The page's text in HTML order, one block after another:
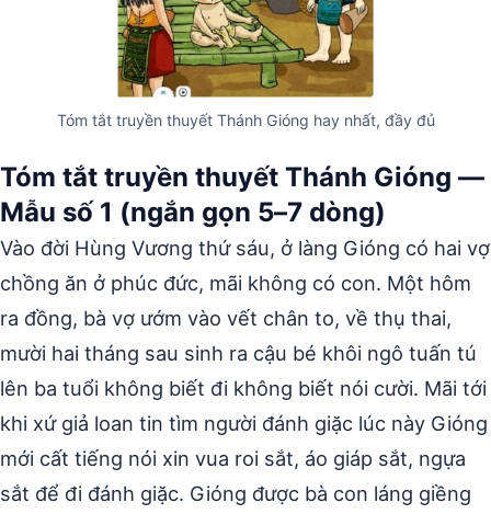
Tóm tắt truyền thuyết Thánh Gióng hay nhất, đầy đủ
Tóm tắt truyền thuyết Thánh Gióng —
Mẫu số 1 (ngắn gọn 5–7 dòng)
Vào đời Hùng Vương thứ sáu, ở làng Gióng có hai vợ
chồng ăn ở phúc đức, mãi không có con. Một hôm
ra đồng, bà vợ ướm vào vết chân to, về thụ thai,
mười hai tháng sau sinh ra cậu bé khôi ngô tuấn tú
lên ba tuổi không biết đi không biết nói cười. Mãi tới
khi xứ giả loan tin tìm người đánh giặc lúc này Gióng
mới cất tiếng nói xin vua roi sắt, áo giáp sắt, ngựa
sắt để đi đánh giặc. Gióng được bà con láng giềng